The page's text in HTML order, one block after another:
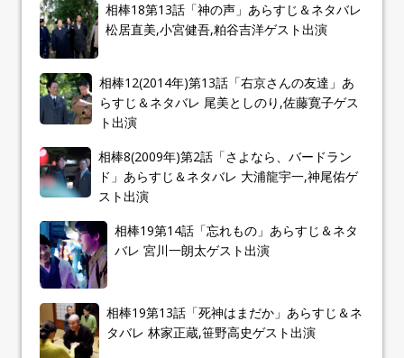
相棒18第13話「神の声」あらすじ＆ネタバレ
松居直美,小宮健吾,粕谷吉洋ゲスト出演
相棒12(2014年)第13話「右京さんの友達」あ
らすじ＆ネタバレ 尾美としのり,佐藤寛子ゲス
ト出演
相棒8(2009年)第2話「さよなら、バードラン
ド」あらすじ＆ネタバレ 大浦龍宇一,神尾佑ゲ
スト出演
相棒19第14話「忘れもの」あらすじ＆ネタ
バレ 宮川一朗太ゲスト出演
相棒19第13話「死神はまだか」あらすじ＆ネ
タバレ 林家正蔵,笹野高史ゲスト出演